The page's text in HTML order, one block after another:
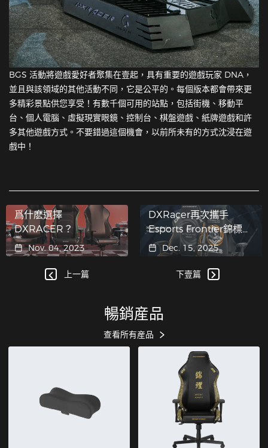
BGS 活動將遊戲愛好者聚集在壹起，具有重要的遊戲玩家 DNA，
並且與該領域的其他活動不同，它是公平的。每個版本都會帶來更
多精彩景點供您享受！有數千個可用的站點，包括街機、移動平
台、個人電腦、虛擬現實眼鏡、控制台、棋盤遊戲、紙牌遊戲和許
多其他遊戲方式。不要錯過這個機會，以前所未有的方式沈浸在遊
戲中！
上一篇
爲什麽選擇
DXRACER？
Nov. 04, 2023
DXRacer再次攜手
Esports Frontier錦標
賽，為CS亞洲公開賽總
決賽提供護航服務
Dec. 15, 2025
下壹篇
暢銷産品
查看所有産品